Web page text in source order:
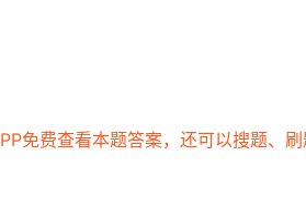
免费查看本题答案，还可以搜题、